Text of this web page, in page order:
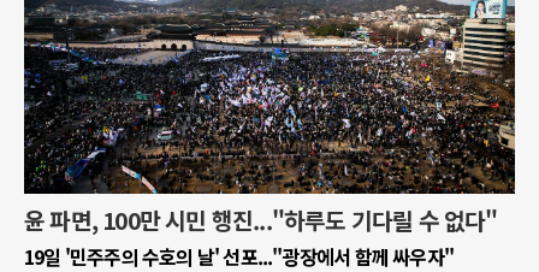
윤 파면, 100만 시민 행진..."하루도 기다릴 수 없다"
19일 '민주주의 수호의 날' 선포..."광장에서 함께 싸우자"